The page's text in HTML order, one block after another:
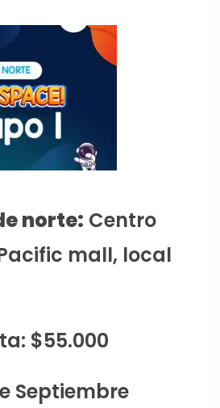
norte: Centro
mall, local
$55.000
Septiembre